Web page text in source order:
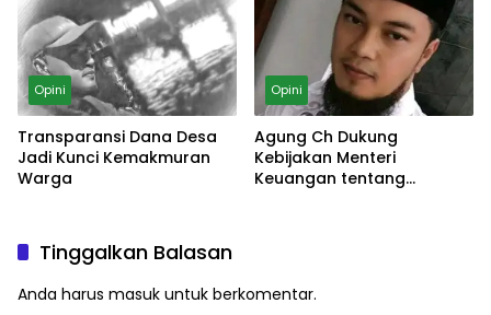
Opini
Transparansi Dana Desa
Jadi Kunci Kemakmuran
Warga
Opini
Agung Ch Dukung
Kebijakan Menteri
Keuangan tentang
Tinggalkan Balasan
Anda harus masuk untuk berkomentar.